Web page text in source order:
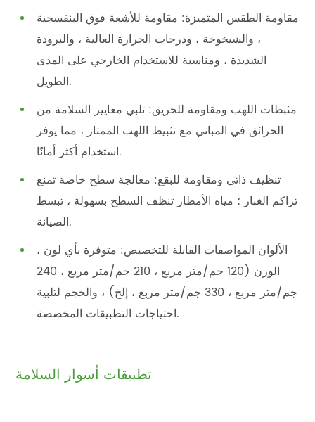
مقاومة الطقس المتميزة: مقاومة للأشعة فوق البنفسجية
، والشيخوخة ، ودرجات الحرارة العالية ، والبرودة
الشديدة ، ومناسبة للاستخدام الخارجي على المدى
الطويل.
مثبطات اللهب ومقاومة للحريق: تلبي معايير السلامة من
الحرائق في المباني مع تثبيط اللهب الممتاز ، مما يوفر
استخدام أكثر أمانًا.
تنظيف ذاتي ومقاومة للبقع: معالجة سطح خاصة تمنع
تراكم الغبار ؛ مياه الأمطار تنظف السطح بسهولة ، تبسط
الصيانة.
الألوان المواصفات القابلة للتخصيص: متوفرة بأي لون ،
الوزن (120 جم/متر مربع ، 210 جم/متر مربع ، 240
جم/متر مربع ، 330 جم/متر مربع ، إلخ) ، والحجم لتلبية
احتياجات التطبيقات المخصصة.
تطبيقات أسوار السلامة